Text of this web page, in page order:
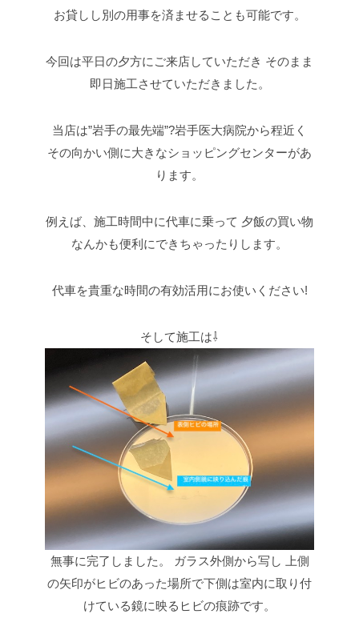
お貸しし別の用事を済ませることも可能です。
今回は平日の夕方にご来店していただき そのまま
即日施工させていただきました。
当店は”岩手の最先端”?岩手医大病院から程近く
その向かい側に大きなショッピングセンターがあ
ります。
例えば、施工時間中に代車に乗って 夕飯の買い物
なんかも便利にできちゃったりします。
代車を貴重な時間の有効活用にお使いください!
そして施工は⇩
無事に完了しました。 ガラス外側から写し 上側
の矢印がヒビのあった場所で下側は室内に取り付
けている鏡に映るヒビの痕跡です。